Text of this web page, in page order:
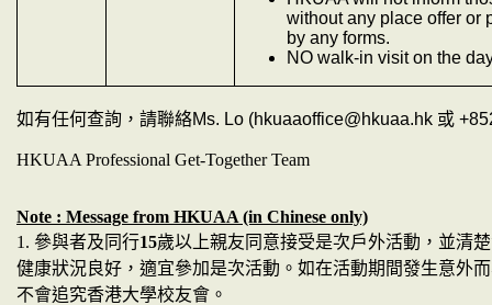
without any place offer or
by any forms.
NO walk-in visit on the
如有任何查詢，請聯絡Ms. Lo (hkuaaoffice@hkuaa.hk 或
HKUAA Professional Get-Together Team
Note : Message from HKUAA (in Chinese only)
1. 參與者及同行15歲以上親友同意接受是次戶外活動，並清
健康狀況良好，適宜參加是次活動。如在活動期間發生意外
不會追究香港大學校友會。